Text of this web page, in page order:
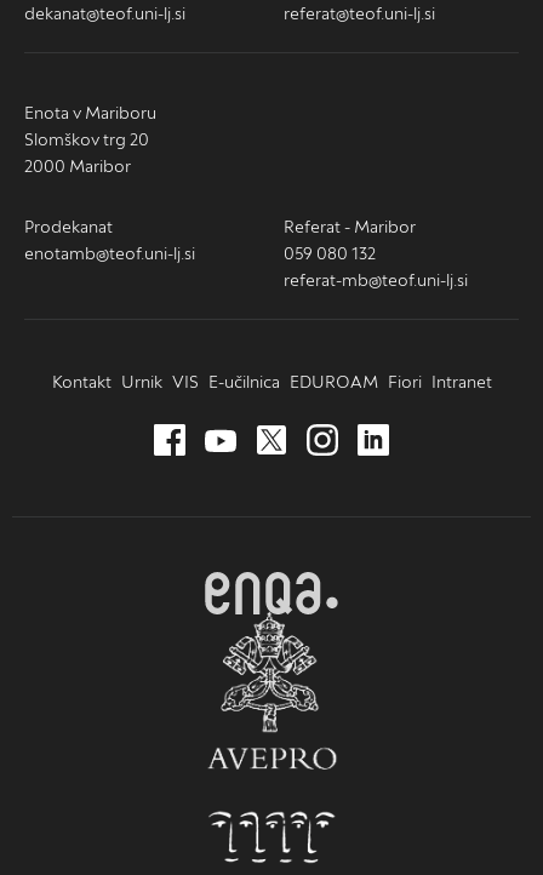
dekanat@teof.uni-lj.si
referat@teof.uni-lj.si
Enota v Mariboru
Slomškov trg 20
2000 Maribor
Prodekanat
enotamb@teof.uni-lj.si
Referat - Maribor
059 080 132
referat-mb@teof.uni-lj.si
Kontakt Urnik VIS E-učilnica EDUROAM Fiori Intranet